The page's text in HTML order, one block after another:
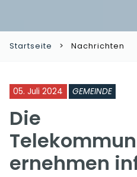
Startseite Nachrichten
05. Juli 2024 GEMEINDE
Die
ernehmen